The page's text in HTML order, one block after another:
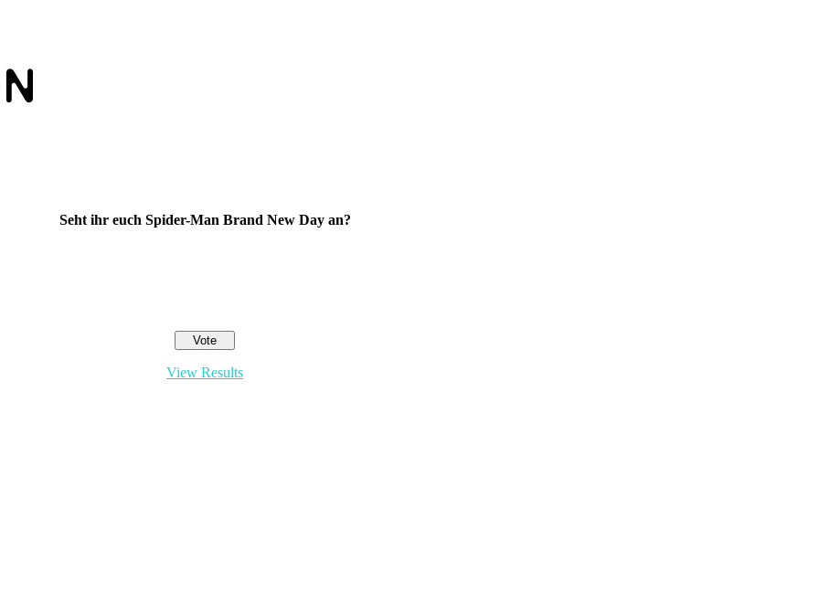
Seht ihr euch Spider-Man Brand New Day an?
View Results